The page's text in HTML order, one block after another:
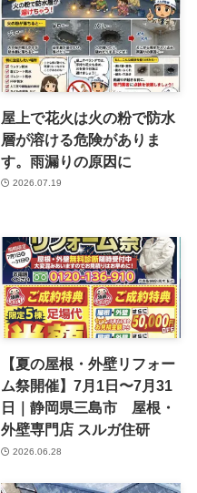
屋上で花火は火の粉で防水
層が溶ける危険がありま
す。雨漏りの原因に
2026.07.19
【夏の屋根・外壁リフォー
ム祭開催】7月1日〜7月31
日｜静岡県三島市 屋根・
外壁専門店 スルガ住研
2026.06.28